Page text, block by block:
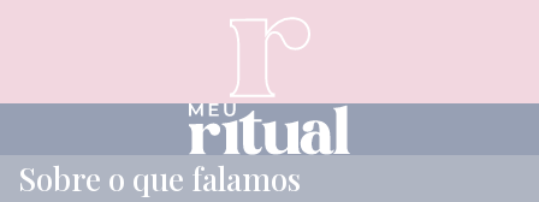
Sobre o que falamos